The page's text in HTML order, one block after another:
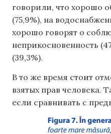
говорили, что хорошо
(75,9%), на
хорошо говорят о
неприкосновенность
(39,3%).
В то же время стоит
взятых прав человека.
если сравнивать с